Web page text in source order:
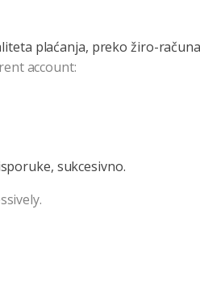
plaćanja, preko žiro-
account:
sukcesivno.